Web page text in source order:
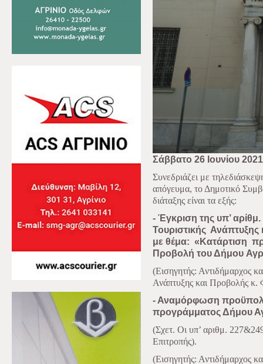
Σάββατο 26 Ιουνίου 2021
Συνεδριάζει με
απόγευμα, το Δημοτικό
διάταξης είναι τα εξής:
- Έγκριση της υπ’
Τουριστικής Ανάπτυξης
με θέμα: «Κατάρτιση
Προβολή του Δήμου
(Εισηγητής: Αντιδήμαρχος
Ανάπτυξης και Προβολής
- Αναμόρφωση
προγράμματος Δήμου
(Σχετ. Οι υπ’ αριθμ.
Επιτροπής).
(Εισηγητής: Αντιδήμαρχος